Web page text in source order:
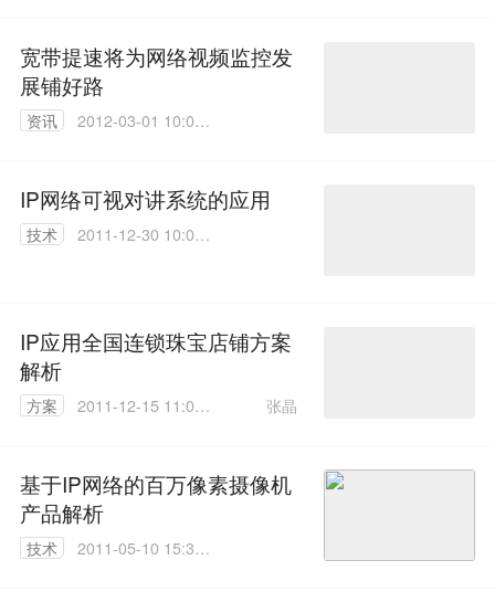
宽带提速将为网络视频监控发
展铺好路
资讯
2012-03-01 10:08:
IP网络可视对讲系统的应用
技术
2011-12-30 10:06:
IP应用全国连锁珠宝店铺方案
解析
方案
2011-12-15 11:03:
张晶
基于IP网络的百万像素摄像机
产品解析
技术
2011-05-10 15:36: